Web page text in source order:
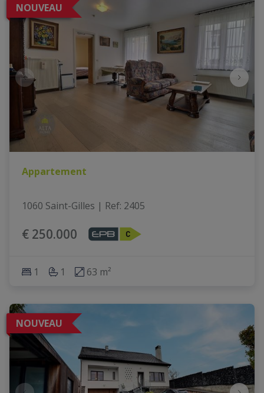
NOUVEAU
Appartement
1060 Saint-Gilles | Ref: 2405
€ 250.000
1 1 63 m²
NOUVEAU